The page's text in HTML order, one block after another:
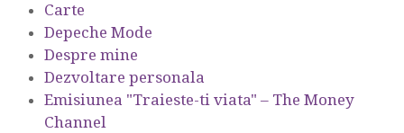
Carte
Depeche Mode
Despre mine
Dezvoltare personala
Emisiunea "Traieste-ti viata" – The Money
Channel